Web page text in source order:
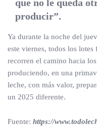
que no le queda
producir”.
Ya durante la noche del
este viernes, todos los
recorren el camino hacia
produciendo, en una
leche, con más valor,
un 2025 diferente.
Fuente: https://